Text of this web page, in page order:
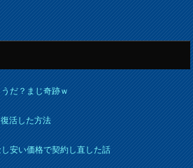
だ？まじ奇跡ｗ
活した方法
安い価格で契約し直した話